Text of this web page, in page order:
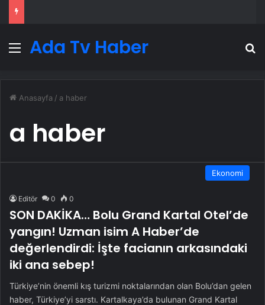
Menü
Ada Tv Haber
Anasayfa / a haber
a haber
Ekonomi
Editör 0 0
SON DAKİKA… Bolu Grand Kartal Otel’de
yangın! Uzman isim A Haber’de
değerlendirdi: İşte facianın arkasındaki
iki ana sebep!
Türkiye’nin önemli kış turizmi noktalarından olan Bolu’dan gelen
haber, Türkiye’yi sarstı. Kartalkaya’da bulunan Grand Kartal